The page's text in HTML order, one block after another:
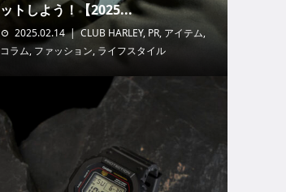
ットしよう！【2025...
2025.02.14 CLUB HARLEY, PR, アイテム,
コラム, ファッション, ライフスタイル